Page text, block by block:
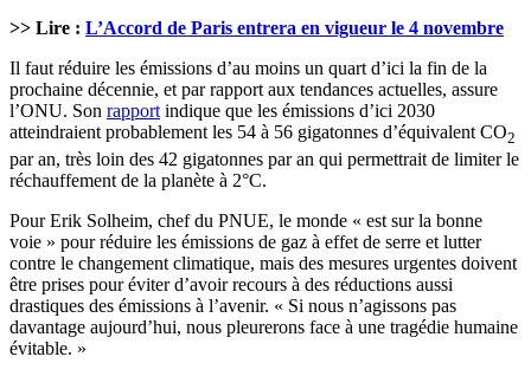
>> Lire : L’Accord de Paris entrera en vigueur le 4 novembre
Il faut réduire les émissions d’au moins un quart d’ici la fin de la
prochaine décennie, et par rapport aux tendances actuelles, assure
l’ONU. Son rapportindique que les émissions d’ici 2030
atteindraient probablement les 54 à 56 gigatonnes d’équivalent CO2
par an, très loin des 42 gigatonnes par an qui permettrait de limiter le
réchauffement de la planète à 2°C.
Pour Erik Solheim, chef du PNUE, le monde « est sur la bonne
voie » pour réduire les émissions de gaz à effet de serre et lutter
contre le changement climatique, mais des mesures urgentes doivent
être prises pour éviter d’avoir recours à des réductions aussi
drastiques des émissions à l’avenir. « Si nous n’agissons pas
davantage aujourd’hui, nous pleurerons face à une tragédie humaine
évitable. »